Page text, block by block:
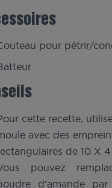
pour pétrir/
cette recette,
avec des
de 10 X 4
pouvez
d'amande